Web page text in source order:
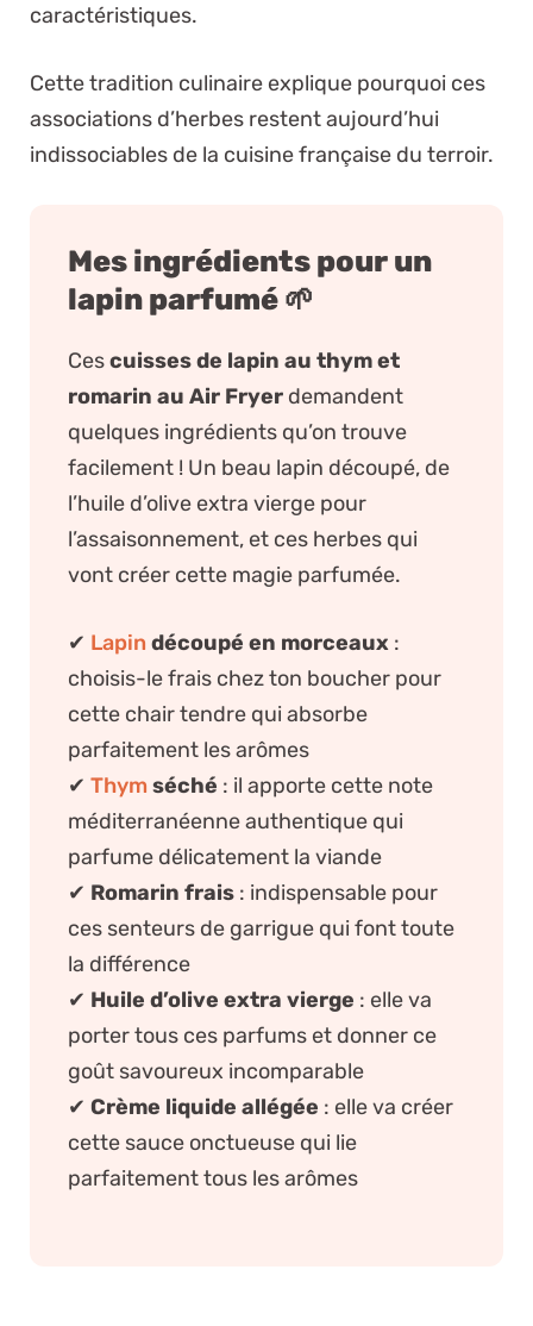
caractéristiques.
Cette tradition culinaire explique pourquoi ces
associations d’herbes restent aujourd’hui
indissociables de la cuisine française du terroir.
Mes ingrédients pour un
lapin parfumé 🌱
Cescuisses de lapin au thym et
romarin au Air Fryer demandent
quelques ingrédients qu’on trouve
facilement ! Un beau lapin découpé, de
l’huile d’olive extra vierge pour
l’assaisonnement, et ces herbes qui
vont créer cette magie parfumée.
✔ Lapin découpé en morceaux :
choisis-le frais chez ton boucher pour
cette chair tendre qui absorbe
parfaitement les arômes
✔ Thymséché : il apporte cette note
méditerranéenne authentique qui
parfume délicatement la viande
✔ Romarin frais : indispensable pour
ces senteurs de garrigue qui font toute
la différence
✔ Huile d’olive extra vierge : elle va
porter tous ces parfums et donner ce
goût savoureux incomparable
✔ Crème liquide allégée : elle va créer
cette sauce onctueuse qui lie
parfaitement tous les arômes